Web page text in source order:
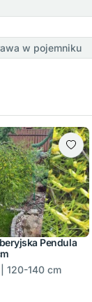
w pojemniku
Pendula
120-140 cm